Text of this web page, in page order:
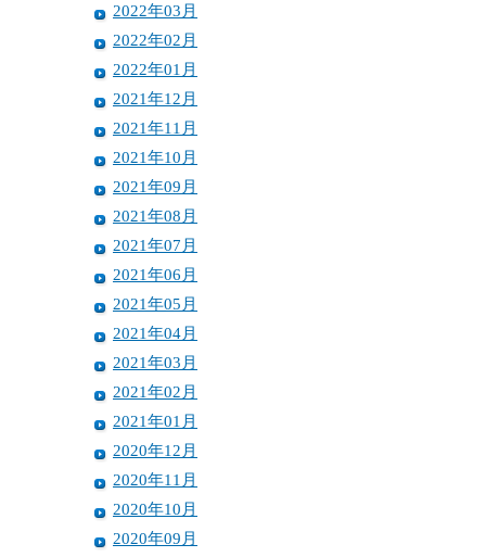
2022年03月
2022年02月
2022年01月
2021年12月
2021年11月
2021年10月
2021年09月
2021年08月
2021年07月
2021年06月
2021年05月
2021年04月
2021年03月
2021年02月
2021年01月
2020年12月
2020年11月
2020年10月
2020年09月